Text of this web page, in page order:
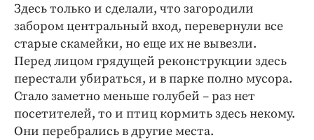
Здесь только и сделали, что загородили
забором центральный вход, перевернули все
старые скамейки, но еще их не вывезли.
Перед лицом грядущей реконструкции здесь
перестали убираться, и в парке полно мусора.
Стало заметно меньше голубей – раз нет
посетителей, то и птиц кормить здесь некому.
Они перебрались в другие места.